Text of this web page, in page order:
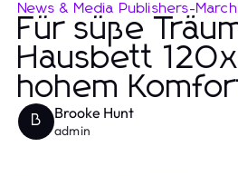
News & Media Publishers-
Für süße
Hausbett
hohem
B Brooke Hunt
admin